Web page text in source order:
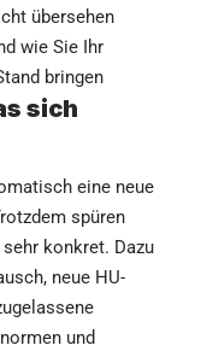
übersehen
wie Sie Ihr
bringen
sich
eine neue
spüren
konkret. Dazu
neue HU-
und